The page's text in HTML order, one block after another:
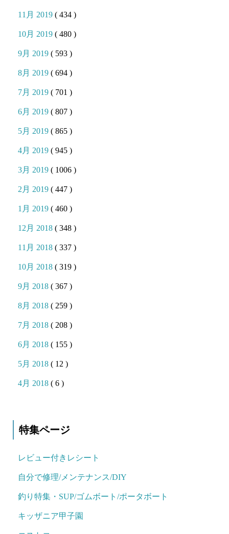
11月 2019( 434 )
10月 2019( 480 )
9月 2019( 593 )
8月 2019( 694 )
7月 2019( 701 )
6月 2019( 807 )
5月 2019( 865 )
4月 2019( 945 )
3月 2019( 1006 )
2月 2019( 447 )
1月 2019( 460 )
12月 2018( 348 )
11月 2018( 337 )
10月 2018( 319 )
9月 2018( 367 )
8月 2018( 259 )
7月 2018( 208 )
6月 2018( 155 )
5月 2018( 12 )
4月 2018( 6 )
特集ページ
レビュー付きレシート
自分で修理/メンテナンス/DIY
釣り特集・SUP/ゴムボート/ポータボート
キッザニア甲子園